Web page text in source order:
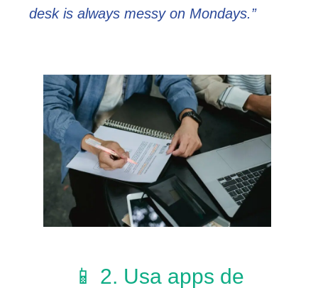
desk is always messy on Mondays.”
📱 2. Usa apps de